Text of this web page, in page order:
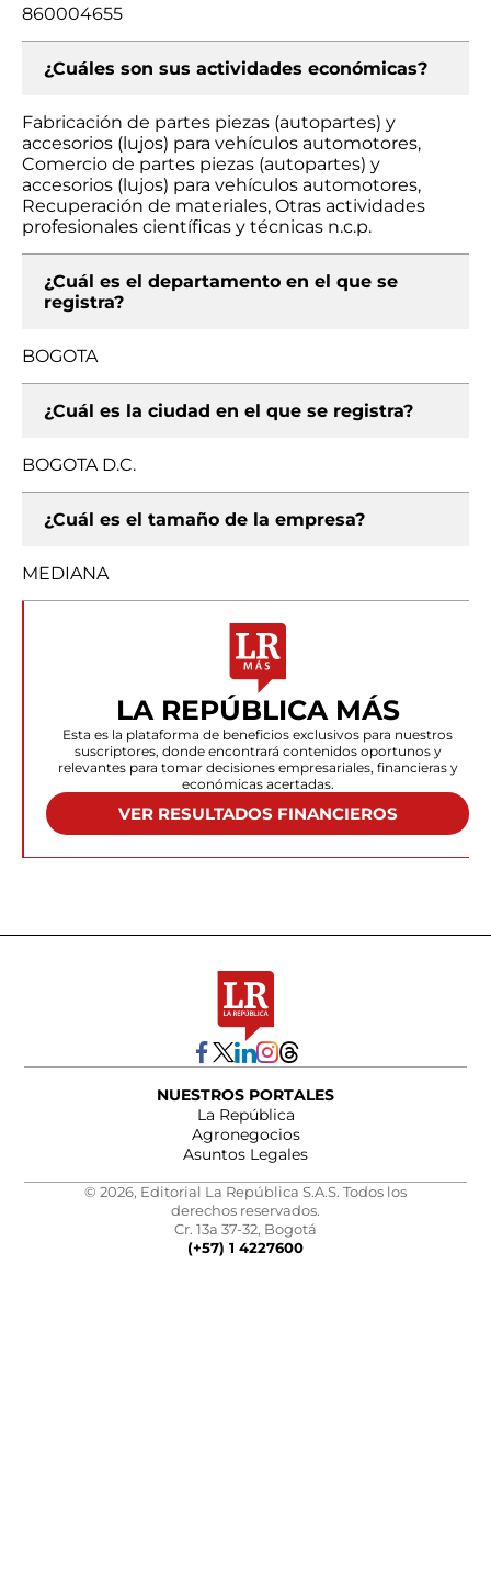
860004655
¿Cuáles son sus actividades económicas?
Fabricación de partes piezas (autopartes) y
accesorios (lujos) para vehículos automotores,
Comercio de partes piezas (autopartes) y
accesorios (lujos) para vehículos automotores,
Recuperación de materiales, Otras actividades
profesionales científicas y técnicas n.c.p.
¿Cuál es el departamento en el que se
registra?
BOGOTA
¿Cuál es la ciudad en el que se registra?
BOGOTA D.C.
¿Cuál es el tamaño de la empresa?
MEDIANA
LA REPÚBLICA MÁS
Esta es la plataforma de beneficios exclusivos para nuestros
suscriptores, donde encontrará contenidos oportunos y
relevantes para tomar decisiones empresariales, financieras y
económicas acertadas.
VER RESULTADOS FINANCIEROS
NUESTROS PORTALES
La República
Agronegocios
Asuntos Legales
© 2026, Editorial La República S.A.S. Todos los
derechos reservados.
Cr. 13a 37-32, Bogotá
(+57) 1 4227600